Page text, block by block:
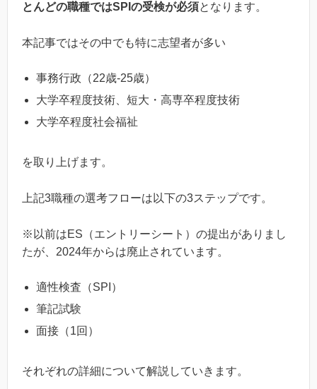
とんどの職種ではSPIの受検が必須となります。
本記事ではその中でも特に志望者が多い
事務行政（22歳-25歳）
大学卒程度技術、短大・高専卒程度技術
大学卒程度社会福祉
を取り上げます。
上記3職種の選考フローは以下の3ステップです。
※以前はES（エントリーシート）の提出がありまし
たが、2024年からは廃止されています。
適性検査（SPI）
筆記試験
面接（1回）
それぞれの詳細について解説していきます。